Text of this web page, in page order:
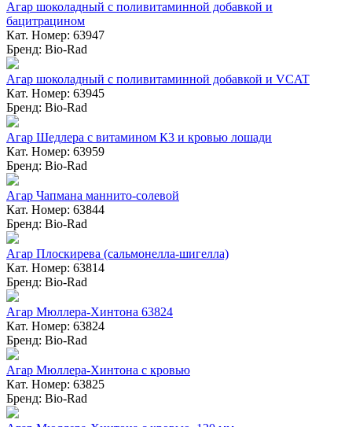
Агар шоколадный с поливитаминной добавкой и
бацитрацином
Кат. Номер: 63947
Бренд: Bio-Rad
Агар шоколадный с поливитаминной добавкой и VCAT
Кат. Номер: 63945
Бренд: Bio-Rad
Агар Шедлера с витамином К3 и кровью лошади
Кат. Номер: 63959
Бренд: Bio-Rad
Агар Чапмана маннито-солевой
Кат. Номер: 63844
Бренд: Bio-Rad
Агар Плоскирева (сальмонелла-шигелла)
Кат. Номер: 63814
Бренд: Bio-Rad
Агар Мюллера-Хинтона 63824
Кат. Номер: 63824
Бренд: Bio-Rad
Агар Мюллера-Хинтона с кровью
Кат. Номер: 63825
Бренд: Bio-Rad